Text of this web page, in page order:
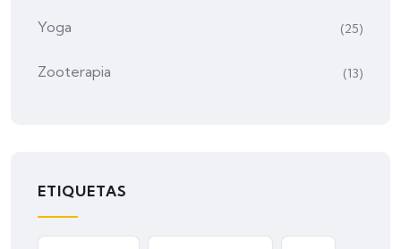
Yoga (25)
Zooterapia (13)
ETIQUETAS